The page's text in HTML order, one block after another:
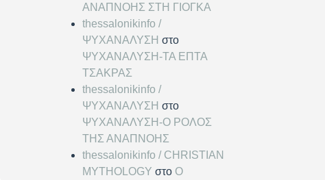
ΑΝΑΠΝΟΗΣ ΣΤΗ ΓΙΟΓΚΑ
thessalonikinfo /
ΨΥΧΑΝΑΛΥΣΗ στο
ΨΥΧΑΝΑΛΥΣΗ-ΤΑ ΕΠΤΑ
ΤΣΑΚΡΑΣ
thessalonikinfo /
ΨΥΧΑΝΑΛΥΣΗ στο
ΨΥΧΑΝΑΛΥΣΗ-Ο ΡΟΛΟΣ
ΤΗΣ ΑΝΑΠΝΟΗΣ
thessalonikinfo / CHRISTIAN
MYTHOLOGY στο Ο